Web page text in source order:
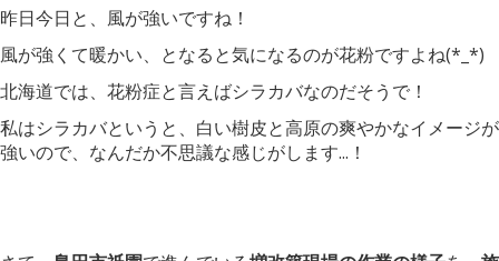
昨日今日と、風が強いですね！
風が強くて暖かい、となると気になるのが花粉ですよね(*_*)
北海道では、花粉症と言えばシラカバなのだそうで！
私はシラカバというと、白い樹皮と高原の爽やかなイメージが
強いので、なんだか不思議な感じがします...！